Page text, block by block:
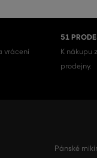
vrácení
51
K nákupu
prodejny.
Pánské